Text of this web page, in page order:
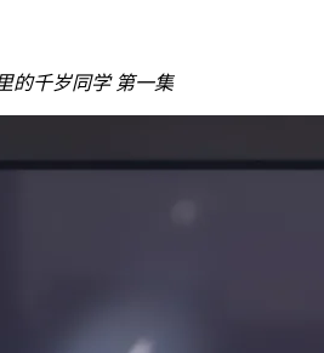
的千岁同学 第一集